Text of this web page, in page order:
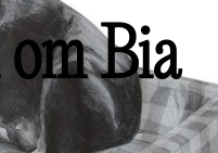
Bia